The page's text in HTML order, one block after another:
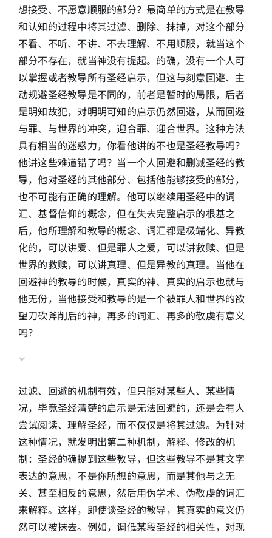
想接受、不愿意顺服的部分？最简单的方式是在教导
和认知的过程中将其过滤、删除、抹掉，对这个部分
不看、不听、不讲、不去理解、不用顺服，就当这个
部分不存在，就当神没有提起。的确，没有一个人可
以掌握或者教导所有圣经启示，但这与刻意回避、主
动规避圣经教导是不同的，前者是暂时的局限，后者
是明知故犯，对明明可知的启示仍然回避，从而回避
与罪、与世界的冲突，迎合罪、迎合世界。这种方法
具有相当的迷惑力，你看他讲的不也是圣经教导吗？
他讲这些难道错了吗？当一个人回避和删减圣经的教
导，他对圣经的其他部分、包括他能够接受的部分，
也不可能有正确的理解。他可以继续用圣经中的词
汇、基督信仰的概念，但在失去完整启示的根基之
后，他所理解和教导的概念、词汇都是极端化、异教
化的，可以讲爱、但是罪人之爱，可以讲救赎、但是
世界的救赎，可以讲真理、但是异教的真理。当他在
回避神的教导的时候，真实的神、真实的启示也就与
他无份，当他接受和教导的是一个被罪人和世界的欲
望刀砍斧削后的神，再多的词汇、再多的敬虔有意义
吗？
过滤、回避的机制有效，但只能对某些人、某些情
况，毕竟圣经清楚的启示是无法回避的，还是会有人
尝试阅读、理解圣经，而不仅仅是将其过滤。为针对
这种情况，就发明出第二种机制，解释、修改的机
制：圣经的确提到这些教导，但这些教导不是其文字
表达的意思，不是你所想的意思，而是其他与之无
关、甚至相反的意思，然后用伪学术、伪敬虔的词汇
来解释。这样，即使谈圣经的教导，其真实的意义仍
然可以被抹去。例如，调低某段圣经的相关性，对现